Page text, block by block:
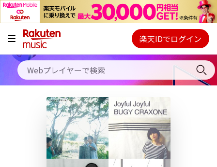
キャンペーン
料金プラン
使い方
初回30日間無料お試し
Webプレイヤー
ご契約内容の確認・変更
楽天IDでログイン